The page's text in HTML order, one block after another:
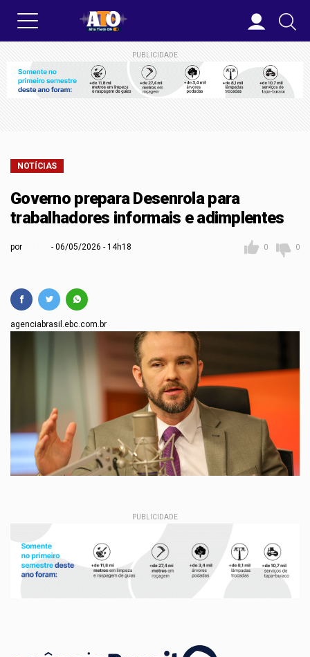
PUBLICIDADE
NOTÍCIAS
Governo prepara Desenrola para
trabalhadores informais e adimplentes
por 06/05/2026 - 14h18 0 0
agenciabrasil.ebc.com.br
PUBLICIDADE